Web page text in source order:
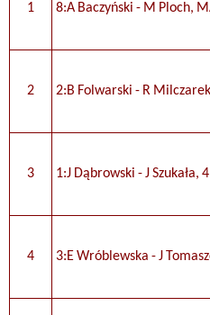
1 8:A Baczyński - M Ploch,
2 2:B Folwarski - R
3 1:J Dąbrowski - J Szukała,
4 3:E Wróblewska - J